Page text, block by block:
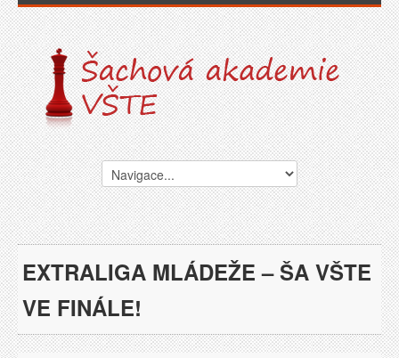
EXTRALIGA MLÁDEŽE – ŠA VŠTE
VE FINÁLE!